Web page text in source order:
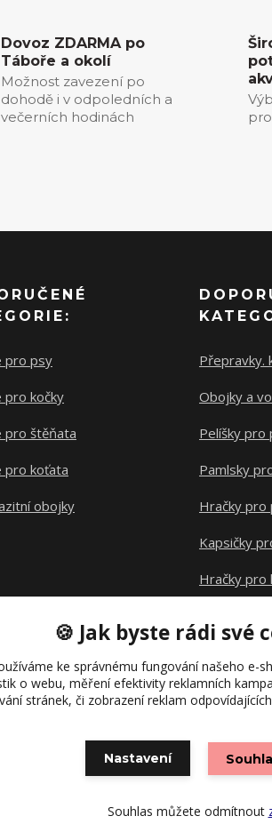
Dovoz ZDARMA po
Táboře a okolí
Možnost zavezení po
dohodě i v odpoledních a
večerních hodinách
pro psy
pro kočky
pro štěňata
pro koťata
obojky
Přepravky.
Obojky a
Pelíšky pro
Pamlsky
Hračky pro
Kapsičky
Hračky pro
Vytvořeno na
🍪 Jak byste rádi své
ke správnému fungování našeho e-
o webu, měření efektivity reklamních
stránek, či zobrazení reklam
Nastavení
Souhlas můžete odmítnout